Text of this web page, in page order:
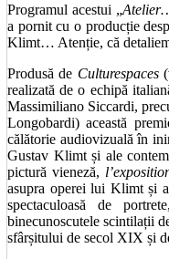
Programul acestui „
a pornit cu o producție
Klimt… Atenție, că
Produsă de Culturespaces
realizată de o echipă
Massimiliano Siccardi,
Longobardi) această
călătorie audiovizuală în
Gustav Klimt și ale
pictură vieneză,
asupra operei lui Klimt și
spectaculoasă de
binecunoscutele scintilații
sfârșitului de secol XIX și